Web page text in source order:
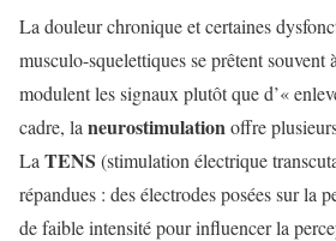
La douleur chronique et certaines
musculo-squelettiques se prêtent souvent
modulent les signaux plutôt que d’«
cadre, la neurostimulationoffre
La TENS (stimulation électrique
répandues : des électrodes posées sur la
de faible intensité pour influencer la